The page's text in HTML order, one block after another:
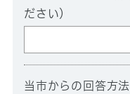
ださい）
当市からの回答方法